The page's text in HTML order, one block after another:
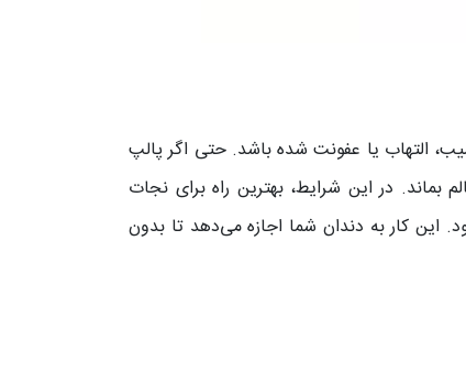
التهاب یا عفونت شده باشد. حتی اگر پالپ
در این شرایط، بهترین راه برای نجات
این کار به دندان شما اجازه می‌دهد تا بدون